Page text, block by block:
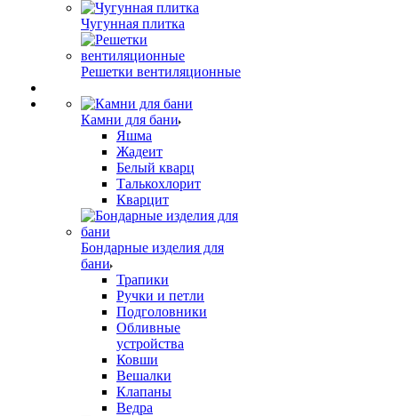
Чугунная плитка
Решетки вентиляционные
Камни для бани
Яшма
Жадеит
Белый кварц
Талькохлорит
Кварцит
Бондарные изделия для
бани
Трапики
Ручки и петли
Подголовники
Обливные
устройства
Ковши
Вешалки
Клапаны
Ведра